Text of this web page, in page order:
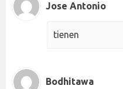
Jose Antonio
tienen
Bodhitawa